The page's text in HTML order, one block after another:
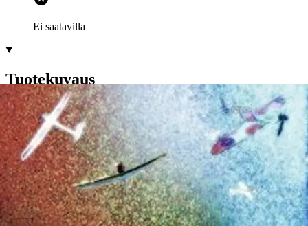
Ei saatavilla
Tuotekuvaus
Kirjailija Roope Alftanilta ilmestyy 12.6.2009 muistelmat nimeltä
Toista luokkaa. Viidenkymmenenkahdeksan vaiheen kautta Alftan
valottaa lapsuuttaan ja nuoruuttaan niin Ruotsissa, Porissa kuin
Tampereellakin. Omat kokemukset laajenevat yleisiksi yhdistymällä
maamme historiaan, ja vähän myös maailmanhistoriaan. Sodat
lyövät leimansa 1940-luvulla syntyneeseen sukupolveen, niin
sotalapsikohtaloina kuin jälleenrakennusajan nousevan teollisuuden